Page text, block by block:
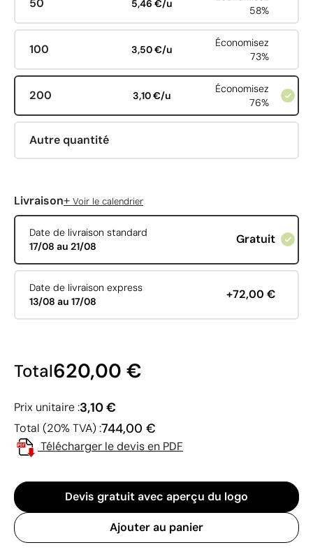
50 5,46 €/u
58%
100 3,50 €/u
Économisez
73%
200 3,10 €/u
Économisez
76%
Autre quantité
Livraison+ Voir le calendrier
Date de livraison standard
17/08 au 21/08
Gratuit
Date de livraison express
13/08 au 17/08
+72,00 €
Total620,00 €
Prix unitaire :3,10 €
Total (20% TVA) :744,00 €
Télécharger le devis en PDF
Devis gratuit avec aperçu du logo
Ajouter au panier